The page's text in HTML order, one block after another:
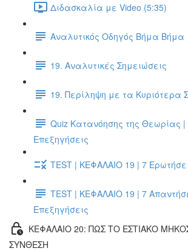
Διδασκαλία με Video (5:35)
Αναλυτικός Οδηγός Βήμα Βήμα
19. Αναλυτικές Σημειώσεις
19. Περίληψη με τα Κυριότερα
Quiz Κατανόησης της Θεωρίας |
Επεξηγήσεις
TEST | ΚΕΦΑΛΑΙΟ 19 | 7
TEST | ΚΕΦΑΛΑΙΟ 19 | 7
Επεξηγήσεις
ΚΕΦΑΛΑΙΟ 20: ΠΩΣ ΤΟ ΕΣΤΙΑΚΟ
ΣΥΝΘΕΣΗ